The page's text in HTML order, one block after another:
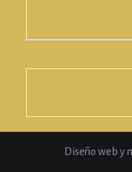
Diseño web y